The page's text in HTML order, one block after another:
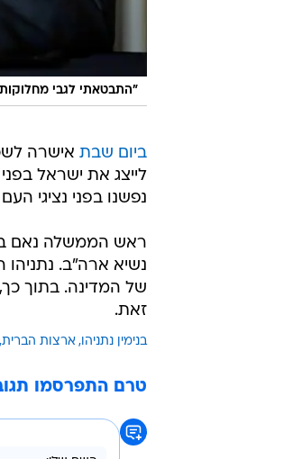
"התבטאתי לגבי
ביום שבת אישרה
לייצג את ישראל
נפשנו בפני נציגי
נשיא ארה"ב. נתניהו
של המדינה. בתוך
זאת.
בנימין נתניהו ארצות הברית
טרם התפרסמו